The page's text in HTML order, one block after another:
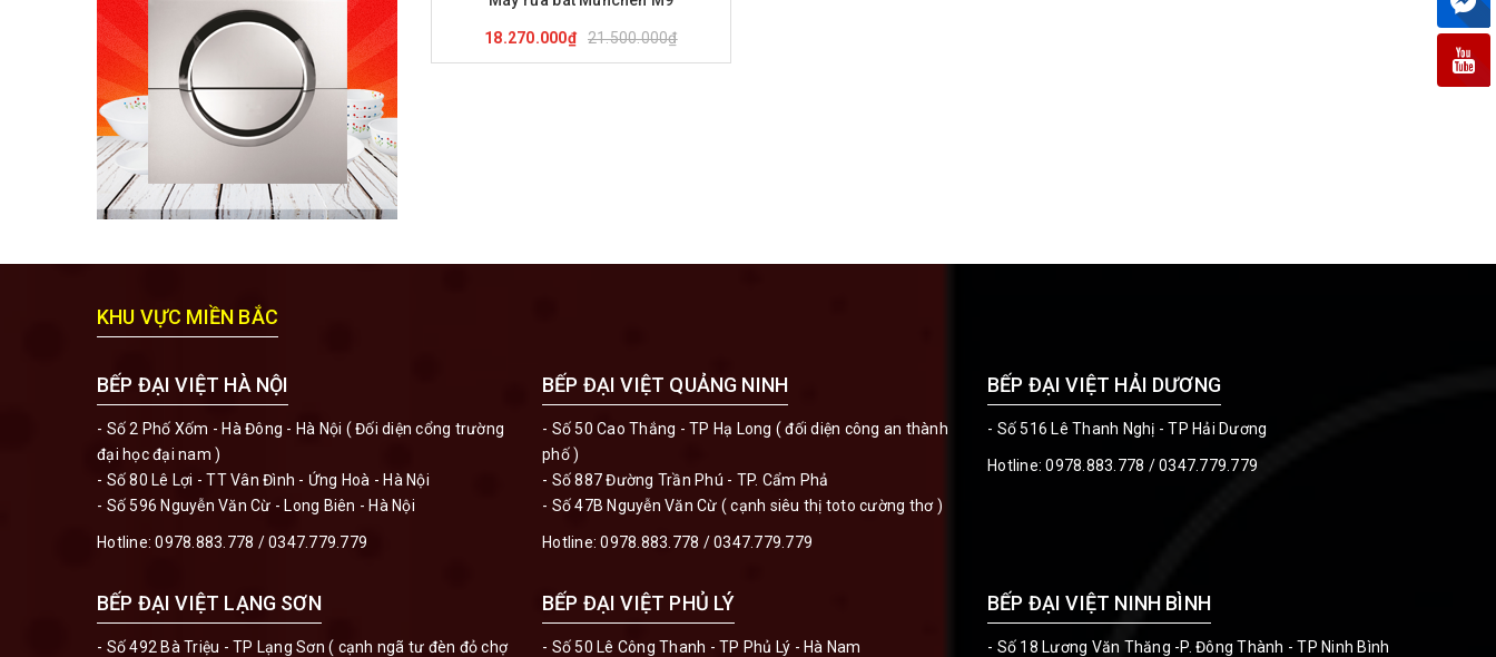
18.270.000₫ 21.500.000₫
KHU VỰC MIỀN BẮC
BẾP ĐẠI VIỆT HÀ NỘI
- Số 2 Phố Xốm - Hà Đông - Hà Nội ( Đối diện cổng trường
đại học đại nam )
- Số 80 Lê Lợi - TT Vân Đình - Ứng Hoà - Hà Nội
- Số 596 Nguyễn Văn Cừ - Long Biên - Hà Nội
Hotline:0978.883.778 /0347.779.779
BẾP ĐẠI VIỆT QUẢNG NINH
- Số 50 Cao Thắng - TP Hạ Long ( đối diện công an thành
phố )
- Số 887 Đường Trần Phú - TP. Cẩm Phả
- Số 47B Nguyễn Văn Cừ ( cạnh siêu thị toto cường thơ )
Hotline:0978.883.778 /0347.779.779
BẾP ĐẠI VIỆT HẢI DƯƠNG
- Số 516 Lê Thanh Nghị - TP Hải Dương
Hotline:0978.883.778 /0347.779.779
BẾP ĐẠI VIỆT LẠNG SƠN
- Số 492 Bà Triệu - TP Lạng Sơn ( cạnh ngã tư đèn đỏ chợ
BẾP ĐẠI VIỆT PHỦ LÝ
- Số 50 Lê Công Thanh - TP Phủ Lý - Hà Nam
BẾP ĐẠI VIỆT NINH BÌNH
- Số 18 Lương Văn Thăng -P. Đông Thành - TP Ninh Bình